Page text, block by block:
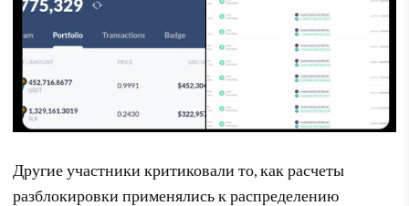
Другие участники критиковали то, как расчеты
разблокировки применялись к распределению